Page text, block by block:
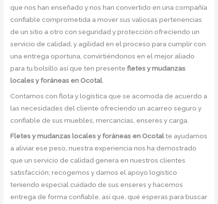
que nos han enseñado y nos han convertido en una compañía
confiable comprometida a mover sus valiosas pertenencias
de un sitio a otro con seguridad y protección ofreciendo un
servicio de calidad, y agilidad en el proceso para cumplir con
una entrega oportuna, convirtiéndonos en el mejor aliado
para tu bolsillo así que ten presentefletes y mudanzas
locales y foráneas en Ocotal.
Contamos con flota y logística que se acomoda de acuerdo a
las necesidades del cliente ofreciendo un acarreo seguro y
confiable de sus muebles, mercancías, enseres y carga.
Fletes y mudanzas locales y foráneas en Ocotal te ayudamos
a aliviar ese peso, nuestra experiencia nos ha demostrado
que un servicio de calidad genera en nuestros clientes
satisfacción; recogemos y damos el apoyo logístico
teniendo especial cuidado de sus enseres y hacemos
entrega de forma confiable, así que, qué esperas para buscar